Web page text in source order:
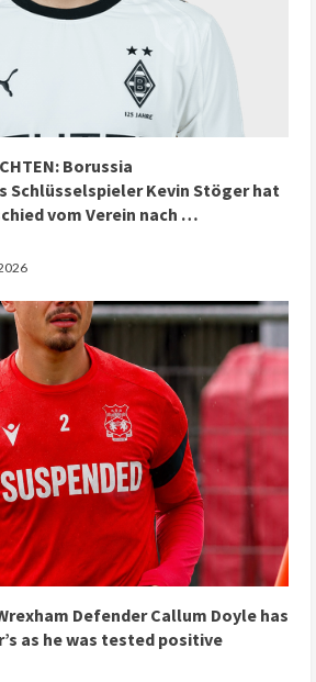
Borussia
Schlüsselspieler Kevin Stöger hat
vom Verein nach …
Defender Callum Doyle has
as he was tested positive